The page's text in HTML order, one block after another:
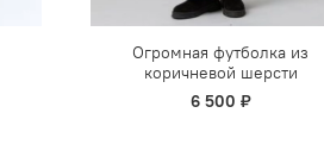
Огромная футболка из
коричневой шерсти
6 500 ₽